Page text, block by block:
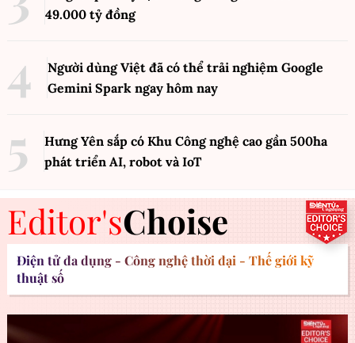
49.000 tỷ đồng
Người dùng Việt đã có thể trải nghiệm Google
Gemini Spark ngay hôm nay
Hưng Yên sắp có Khu Công nghệ cao gần 500ha
phát triển AI, robot và IoT
Editor'sChoise
Điện tử đa dụng - Công nghệ thời đại - Thế giới kỹ
thuật số